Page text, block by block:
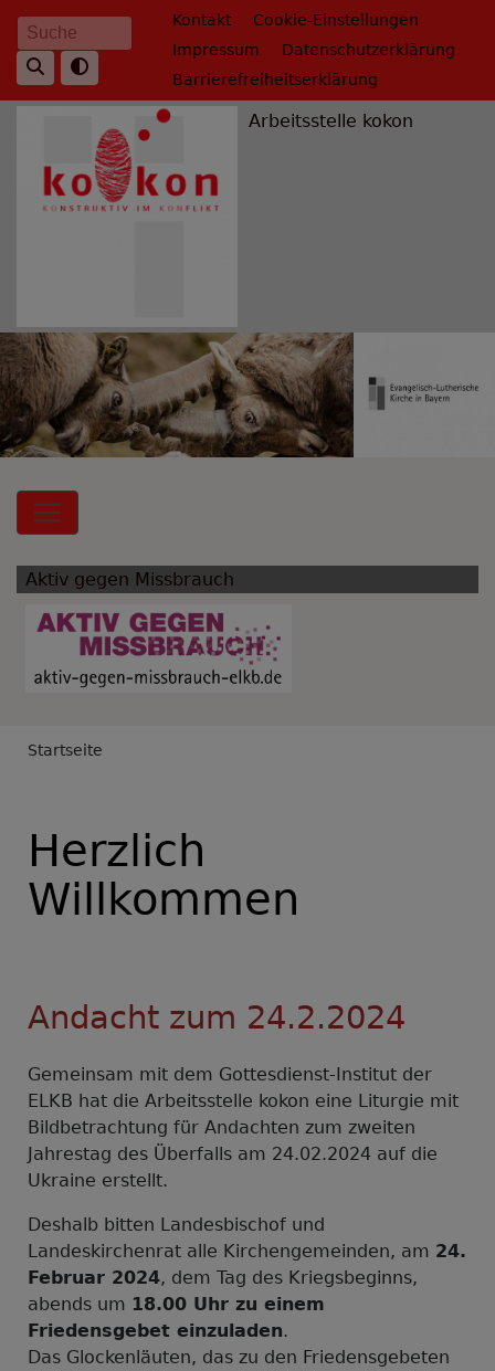
Direkt
zum
Inhalt
Suche Fußbereichsmenü
Kontakt
Cookie-Einstellungen
Impressum
Datenschutzerklärung
Barrierefreiheitserklärung
Arbeitsstelle kokon
Hauptnavigation
Aktiv gegen Missbrauch
Breadcrumb
Startseite
Herzlich
Willkommen
Andacht zum 24.2.2024
Gemeinsam mit dem Gottesdienst-Institut der
ELKB hat die Arbeitsstelle kokon eine Liturgie mit
Bildbetrachtung für Andachten zum zweiten
Jahrestag des Überfalls am 24.02.2024 auf die
Ukraine erstellt.
Deshalb bitten Landesbischof und
Landeskirchenrat alle Kirchengemeinden, am 24.
Februar 2024, dem Tag des Kriegsbeginns,
abends um 18.00 Uhr zu einem
Friedensgebet einzuladen.
Das Glockenläuten, das zu den Friedensgebeten